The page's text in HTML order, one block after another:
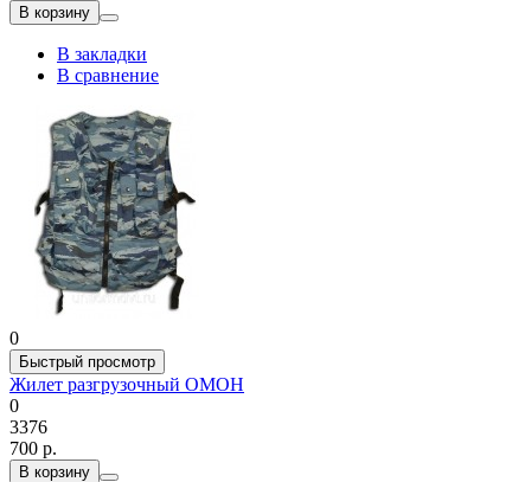
В корзину
В закладки
В сравнение
0
Быстрый просмотр
Жилет разгрузочный ОМОН
0
3376
700 р.
В корзину